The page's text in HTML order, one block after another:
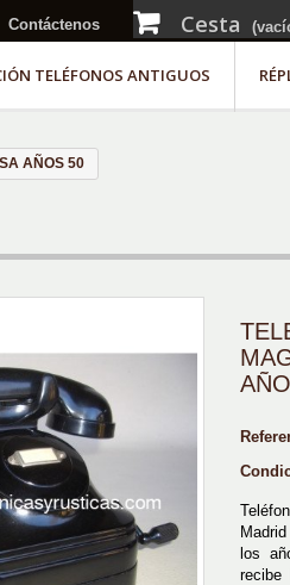
Cesta
Contáctenos
TELÉFONOS ANTIGUOS
AÑOS 50
los
recibe